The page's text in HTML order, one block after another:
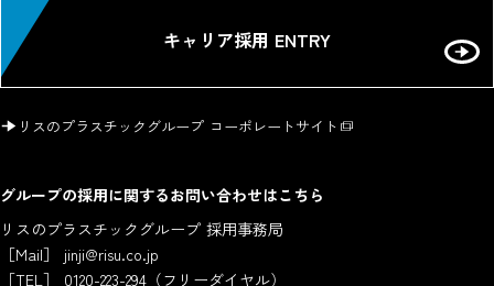
キャリア採用 ENTRY
リスのプラスチックグループ コーポレートサイト
グループの採用に関するお問い合わせはこちら
リスのプラスチックグループ 採用事務局
［Mail］ jinji@risu.co.jp
［TEL］ 0120-223-294 （フリーダイヤル）